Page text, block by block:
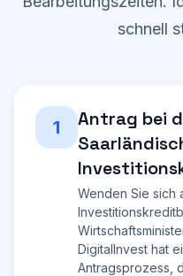
schnell
1
Antrag bei
Wenden Sie sich
DigitalInvest hat
Antragsprozess,